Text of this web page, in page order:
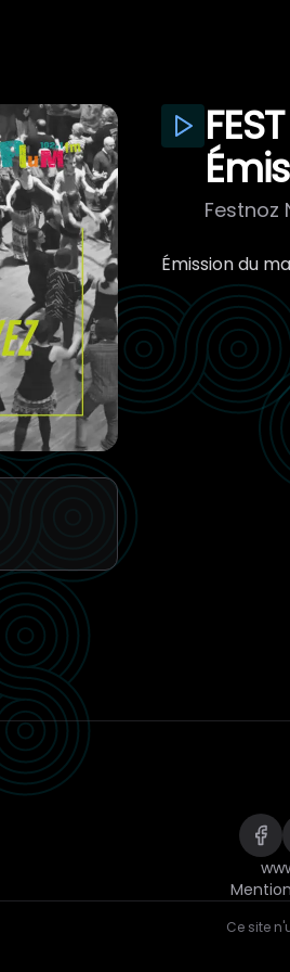
Festnoz
Émission du
Ce site